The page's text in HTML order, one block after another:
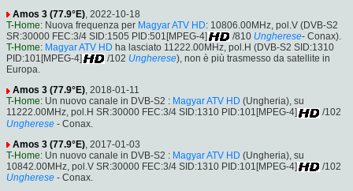
Amos 3 (77.9°E) , 2022-10-18
T-Home: Nuova frequenza per Magyar ATV HD: 10806.00MHz, pol.V (DVB-S2
SR:30000 FEC:3/4 SID:1505 PID:501[MPEG-4]
/810 Ungherese- Conax).
T-Home: Magyar ATV HD ha lasciato 11222.00MHz, pol.H (DVB-S2 SID:1310
PID:101[MPEG-4]
/102 Ungherese), non è più trasmesso da satellite in
Europa.
Amos 3 (77.9°E), 2018-01-11
T-Home: Un nuovo canale in DVB-S2 : Magyar ATV HD (Ungheria), su
11222.00MHz, pol.H SR:30000 FEC:3/4 SID:1310 PID:101[MPEG-4]
/102
Ungherese - Conax.
Amos 3 (77.9°E) , 2017-01-03
T-Home: Un nuovo canale in DVB-S2 : Magyar ATV HD (Ungheria), su
10842.00MHz, pol.V SR:30000 FEC:3/4 SID:1310 PID:101[MPEG-4]
/102
Ungherese - Conax.